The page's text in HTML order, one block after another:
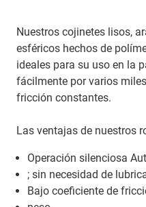
Nuestros cojinetes lisos,
esféricos hechos de
ideales para su uso en la
fácilmente por varios
fricción constantes.
Las ventajas de nuestros
Operación silenciosa
; sin necesidad de
Bajo coeficiente de